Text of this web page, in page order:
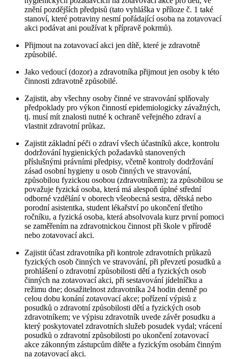
znění pozdějších předpisů (tato vyhláška v příloze č. 1 také
stanoví, které potraviny nesmí pořádající osoba na zotavovací
akci podávat ani používat k přípravě pokrmů).
Přijmout na zotavovací akci jen dítě, které je zdravotně
způsobilé.
Jako vedoucí (dozor) a zdravotníka přijmout jen osoby k této
činnosti zdravotně způsobilé.
Zajistit, aby všechny osoby činné ve stravování splňovaly
předpoklady pro výkon činností epidemiologicky závažných,
tj. musí mít znalosti nutné k ochraně veřejného zdraví a
vlastnit zdravotní průkaz.
Zajistit základní péči o zdraví všech účastníků akce, kontrolu
dodržování hygienických požadavků stanovených
příslušnými právními předpisy, včetně kontroly dodržování
zásad osobní hygieny u osob činných ve stravování,
způsobilou fyzickou osobou (zdravotníkem); za způsobilou se
považuje fyzická osoba, která má alespoň úplné střední
odborné vzdělání v oborech všeobecná sestra, dětská nebo
porodní asistentka, student lékařství po ukončení třetího
ročníku, a fyzická osoba, která absolvovala kurz první pomoci
se zaměřením na zdravotnickou činnost při škole v přírodě
nebo zotavovací akci.
Zajistit účast zdravotníka při kontrole zdravotních průkazů
fyzických osob činných ve stravování, při převzetí posudků a
prohlášení o zdravotní způsobilosti dětí a fyzických osob
činných na zotavovací akci, při sestavování jídelníčku a
režimu dne; dosažitelnost zdravotníka 24 hodin denně po
celou dobu konání zotavovací akce; pořízení výpisů z
posudků o zdravotní způsobilosti dětí a fyzických osob
zdravotníkem; ve výpisu zdravotník uvede závěr posudku a
který poskytovatel zdravotních služeb posudek vydal; vrácení
posudků o zdravotní způsobilosti po ukončení zotavovací
akce zákonným zástupcům dítěte a fyzickým osobám činným
na zotavovací akci.